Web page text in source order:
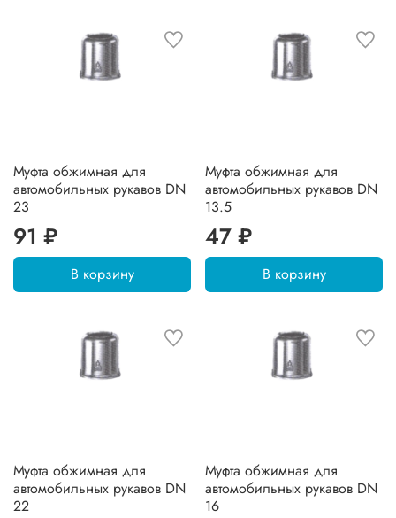
Муфта обжимная для
автомобильных рукавов DN
23
91 ₽
В корзину
Муфта обжимная для
автомобильных рукавов DN
13.5
47 ₽
В корзину
Муфта обжимная для
автомобильных рукавов DN
22
Муфта обжимная для
автомобильных рукавов DN
16